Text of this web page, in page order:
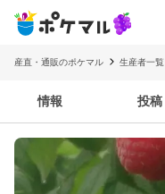
産直・通販のポケマル 生産者一覧
情報 投稿